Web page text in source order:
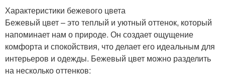
Характеристики бежевого цвета
Бежевый цвет – это теплый и уютный оттенок, который
напоминает нам о природе. Он создает ощущение
комфорта и спокойствия, что делает его идеальным для
интерьеров и одежды. Бежевый цвет можно разделить
на несколько оттенков: